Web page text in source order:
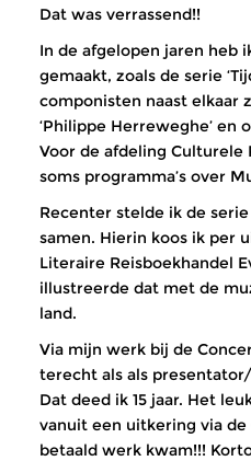
Dat was verrassend!!
In de afgelopen jaren heb
gemaakt, zoals de serie
componisten naast elkaar
‘Philippe Herreweghe’ en
Voor de afdeling Culturele
soms programma’s over
Recenter stelde ik de serie
samen. Hierin koos ik per
Literaire Reisboekhandel
illustreerde dat met de
land.
Via mijn werk bij de
terecht als als
Dat deed ik 15 jaar. Het
vanuit een uitkering via
betaald werk kwam!!!